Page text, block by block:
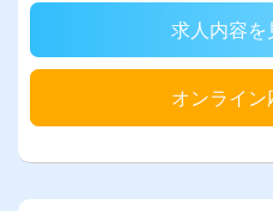
求人内容を
オンライン